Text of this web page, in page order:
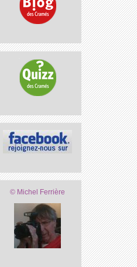
© Michel Ferrière